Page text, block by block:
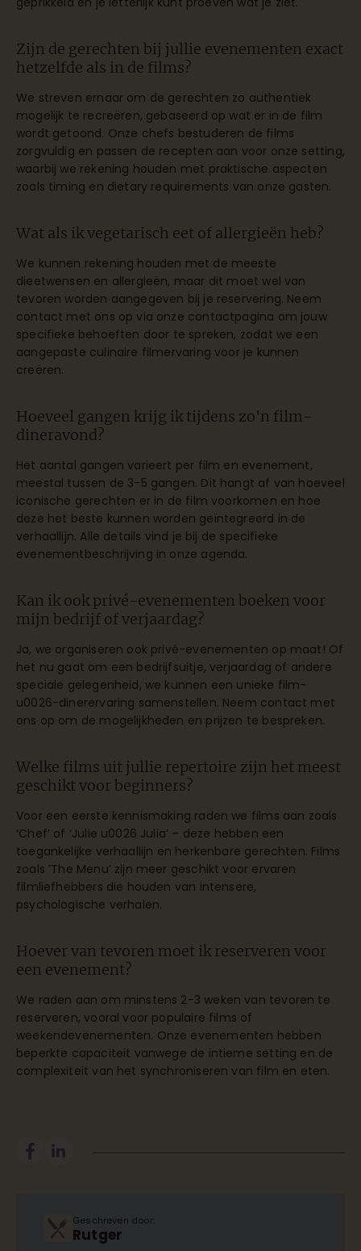
Zijn de gerechten bij jullie evenementen exact
hetzelfde als in de films?
We streven ernaar om de gerechten zo authentiek
mogelijk te recreëren, gebaseerd op wat er in de film
wordt getoond. Onze chefs bestuderen de films
zorgvuldig en passen de recepten aan voor onze setting,
waarbij we rekening houden met praktische aspecten
zoals timing en dietary requirements van onze gasten.
Wat als ik vegetarisch eet of allergieën heb?
We kunnen rekening houden met de meeste
dieetwensen en allergieën, maar dit moet wel van
tevoren worden aangegeven bij je reservering. Neem
contact met ons op via onze contactpagina om jouw
specifieke behoeften door te spreken, zodat we een
aangepaste culinaire filmervaring voor je kunnen
creëren.
Hoeveel gangen krijg ik tijdens zo'n film-
dineravond?
Het aantal gangen varieert per film en evenement,
meestal tussen de 3-5 gangen. Dit hangt af van hoeveel
iconische gerechten er in de film voorkomen en hoe
deze het beste kunnen worden geïntegreerd in de
verhaallijn. Alle details vind je bij de specifieke
evenementbeschrijving in onze agenda.
Kan ik ook privé-evenementen boeken voor
mijn bedrijf of verjaardag?
Ja, we organiseren ook privé-evenementen op maat! Of
het nu gaat om een bedrijfsuitje, verjaardag of andere
speciale gelegenheid, we kunnen een unieke film-
u0026-dinerervaring samenstellen. Neem contact met
ons op om de mogelijkheden en prijzen te bespreken.
Welke films uit jullie repertoire zijn het meest
geschikt voor beginners?
Voor een eerste kennismaking raden we films aan zoals
‘Chef’ of ‘Julie u0026 Julia’ – deze hebben een
toegankelijke verhaallijn en herkenbare gerechten. Films
zoals ‘The Menu’ zijn meer geschikt voor ervaren
filmliefhebbers die houden van intensere,
psychologische verhalen.
Hoever van tevoren moet ik reserveren voor
een evenement?
We raden aan om minstens 2-3 weken van tevoren te
reserveren, vooral voor populaire films of
weekendevenementen. Onze evenementen hebben
beperkte capaciteit vanwege de intieme setting en de
complexiteit van het synchroniseren van film en eten.
Geschreven door:
Rutger